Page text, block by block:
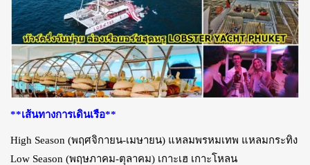
**เส้นทางการเดินเรือ**
High Season (พฤศจิกายน-เมษายน) แหลมพรหมเทพ แหลมกระทิง
Low Season (พฤษภาคม-ตุลาคม) เกาะเฮ เกาะโหลน